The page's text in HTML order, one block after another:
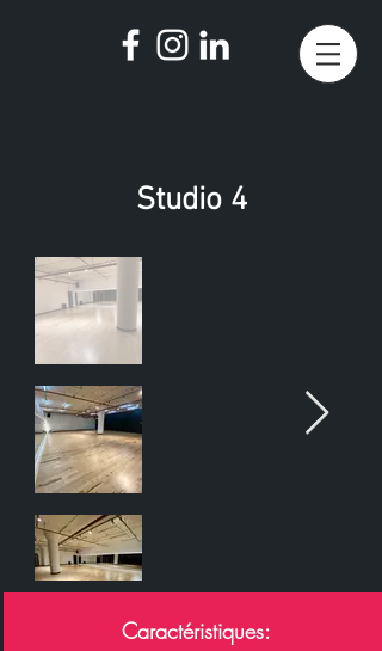
Studio 4
Caractéristiques: